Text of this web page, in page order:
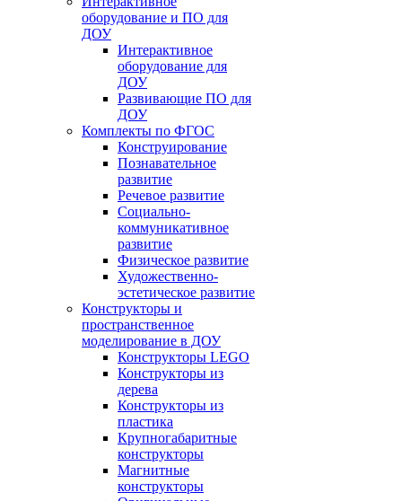
оборудование и ПО для
ДОУ
Интерактивное
оборудование для
ДОУ
Развивающие ПО для
ДОУ
Комплекты по ФГОС
Конструирование
Познавательное
развитие
Речевое развитие
Социально-
коммуникативное
развитие
Физическое развитие
Художественно-
эстетическое развитие
Конструкторы и
пространственное
моделирование в ДОУ
Конструкторы LEGO
Конструкторы из
дерева
Конструкторы из
пластика
Крупногабаритные
конструкторы
Магнитные
конструкторы